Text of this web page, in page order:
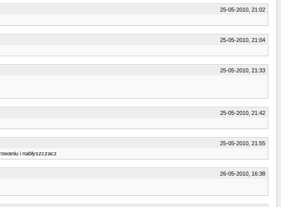
25-05-2010, 21:02
25-05-2010, 21:04
25-05-2010, 21:33
25-05-2010, 21:42
25-05-2010, 21:55
i nabłyszczacz
26-05-2010, 16:38